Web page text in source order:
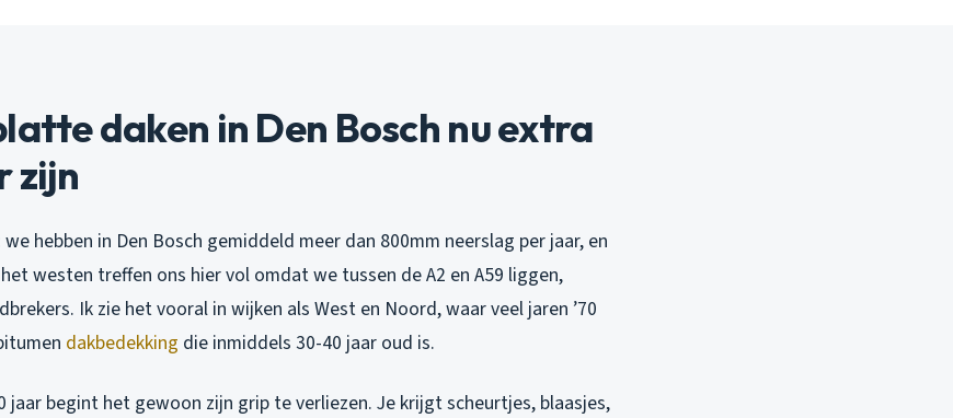
daken in Den Bosch nu extra
zijn
hebben in Den Bosch gemiddeld meer dan 800mm neerslag per jaar, en
westen treffen ons hier vol omdat we tussen de A2 en A59 liggen,
Ik zie het vooral in wijken als West en Noord, waar veel jaren ’70
dakbedekking die inmiddels 30-40 jaar oud is.
jaar begint het gewoon zijn grip te verliezen. Je krijgt scheurtjes, blaasjes,